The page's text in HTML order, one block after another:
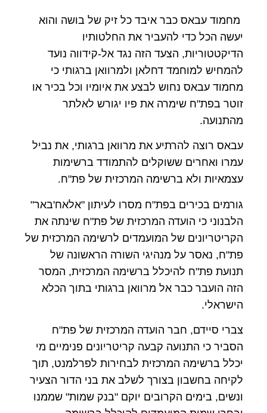
מחמוד עבאס כבר איבד כל זיק של בושה והוא
יעשה הכל כדי להעביר את החלטותיו
הדיקטטוריות, הצעד הזה נגד אל-קידווה נועד
להמחיש למוחמד דחלאן ולמרוואן ברגותי כי
מחמוד עבאס נחוש לבצע את איומיו וכל בכיר או
זוטר בפת"ח שימרה את פיו יגורש לאלתר
מהתנועה.
עבאס רוצה להרתיע את מרוואן ברגותי, את נביל
עמרו ואחרים ששוקלים להתמודד ברשימות
עצמאיות ולא ברשימה המרכזית של פת"ח.
גורמים בכירים בפת"ח מסרו לעיתון "אלאח'באר"
הלבנוני כי הועדה המרכזית של פת"ח שינתה את
הקריטריונים של המועמדים לרשימה המרכזית של
פת"ח, נאסר על מנהיגי השורה הראשונה של
תנועת פת"ח להיכלל ברשימה המרכזית, המסר
הזה הועבר כבר אל מרוואן ברגותי בתוך הכלא
הישראלי.
צברי סיידם, חבר הועדה המרכזית של פת"ח
הסביר כי התנועה קבעה קריטריונים פנימיים מי
יכלל ברשימה המרכזית לבחירות לפרלמנט, תוך
לקיחה בחשבון בצורך לשלב את בני הדור הצעיר
ונשים, בימים הקרובים יוקם "בנק שמות" שממנו